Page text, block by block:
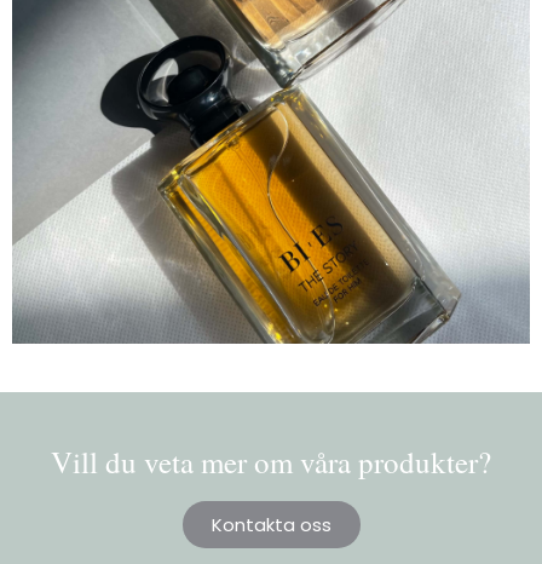
Vill du veta mer om våra produkter?
Kontakta oss